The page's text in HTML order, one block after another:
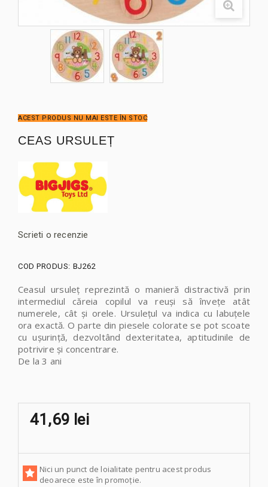
ACEST PRODUS NU MAI ESTE ÎN STOC
CEAS URSULEȚ
Scrieti o recenzie
COD PRODUS: BJ262
Ceasul ursuleț reprezintă o manieră distractivă prin
intermediul căreia copilul va reuși să învețe atât
numerele, cât și orele. Ursulețul va indica cu labuțele
ora exactă. O parte din piesele colorate se pot scoate
cu ușurință, dezvoltând dexteritatea, aptitudinile de
potrivire și concentrare.
De la 3 ani
41,69 lei
Nici un punct de loialitate pentru acest produs
deoarece este în promoție.